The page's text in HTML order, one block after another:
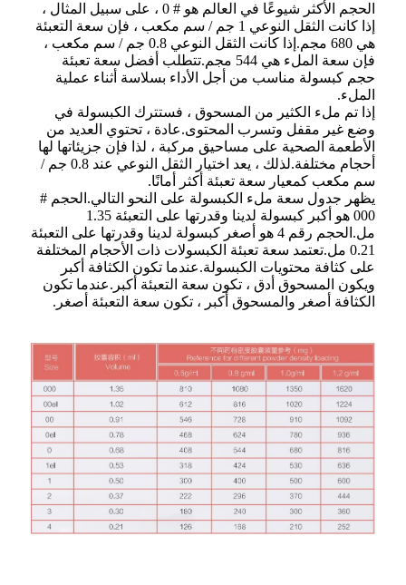
الحجم الأكثر شيوعًا في العالم هو # 0 ، على سبيل المثال ،
إذا كانت الثقل النوعي 1 جم / سم مكعب ، فإن سعة التعبئة
هي 680 مجم.إذا كانت الثقل النوعي 0.8 جم / سم مكعب ،
فإن سعة الملء هي 544 مجم.تتطلب أفضل سعة تعبئة
حجم كبسولة مناسب من أجل الأداء بسلاسة أثناء عملية
الملء.
إذا تم ملء الكثير من المسحوق ، فستترك الكبسولة في
وضع غير مقفل وتسرب المحتوى.عادة ، تحتوي العديد من
الأطعمة الصحية على مساحيق مركبة ، لذا فإن جزيئاتها لها
أحجام مختلفة.لذلك ، يعد اختيار الثقل النوعي عند 0.8 جم /
سم مكعب كمعيار سعة تعبئة أكثر أمانًا.
يظهر جدول سعة ملء الكبسولة على النحو التالي.الحجم #
000 هو أكبر كبسولة لدينا وقدرتها على التعبئة 1.35
مل.الحجم رقم 4 هو أصغر كبسولة لدينا وقدرتها على التعبئة
0.21 مل.تعتمد سعة تعبئة الكبسولات ذات الأحجام المختلفة
على كثافة محتويات الكبسولة.عندما تكون الكثافة أكبر
ويكون المسحوق أدق ، تكون سعة التعبئة أكبر.عندما تكون
الكثافة أصغر والمسحوق أكبر ، تكون سعة التعبئة أصغر.